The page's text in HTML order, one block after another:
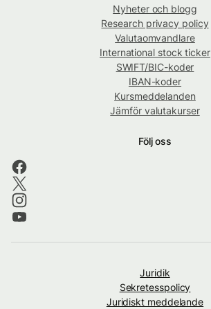
Nyheter och blogg
Research privacy policy
Valutaomvandlare
International stock ticker
SWIFT/BIC-koder
IBAN-koder
Kursmeddelanden
Jämför valutakurser
Följ oss
Juridik
Sekretesspolicy
Juridiskt meddelande